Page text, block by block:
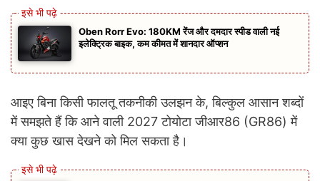
Oben Rorr Evo: 180KM रेंज और दमदार स्पीड वाली नई
इलेक्ट्रिक बाइक, कम कीमत में शानदार ऑप्शन
आइए बिना किसी फालतू तकनीकी उलझन के, बिल्कुल आसान शब्दों
में समझते हैं कि आने वाली 2027 टोयोटा जीआर86 (GR86) में
क्या कुछ खास देखने को मिल सकता है।